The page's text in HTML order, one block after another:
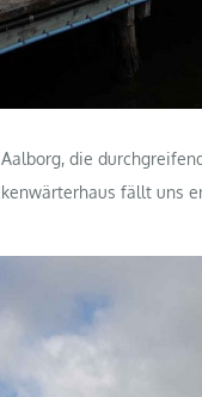
die
fällt uns